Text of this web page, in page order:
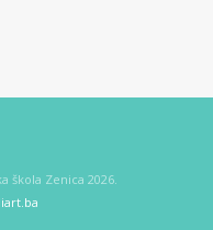
škola Zenica 2026.